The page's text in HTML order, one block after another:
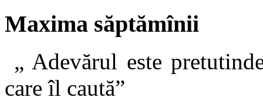
Maxima săptămînii
„ Adevărul este
care îl